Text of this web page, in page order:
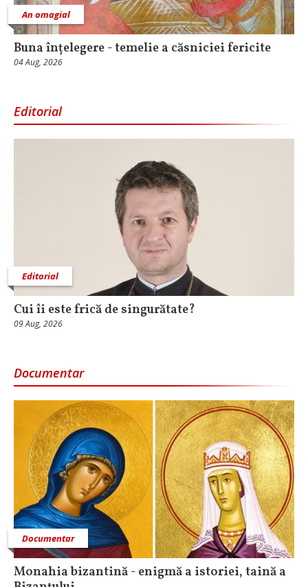
An omagial
Buna înțelegere - temelie a căsniciei fericite
04 Aug, 2026
Editorial
Editorial
Cui îi este frică de singurătate?
09 Aug, 2026
Documentar
Documentar
Monahia bizantină - enigmă a istoriei, taină a